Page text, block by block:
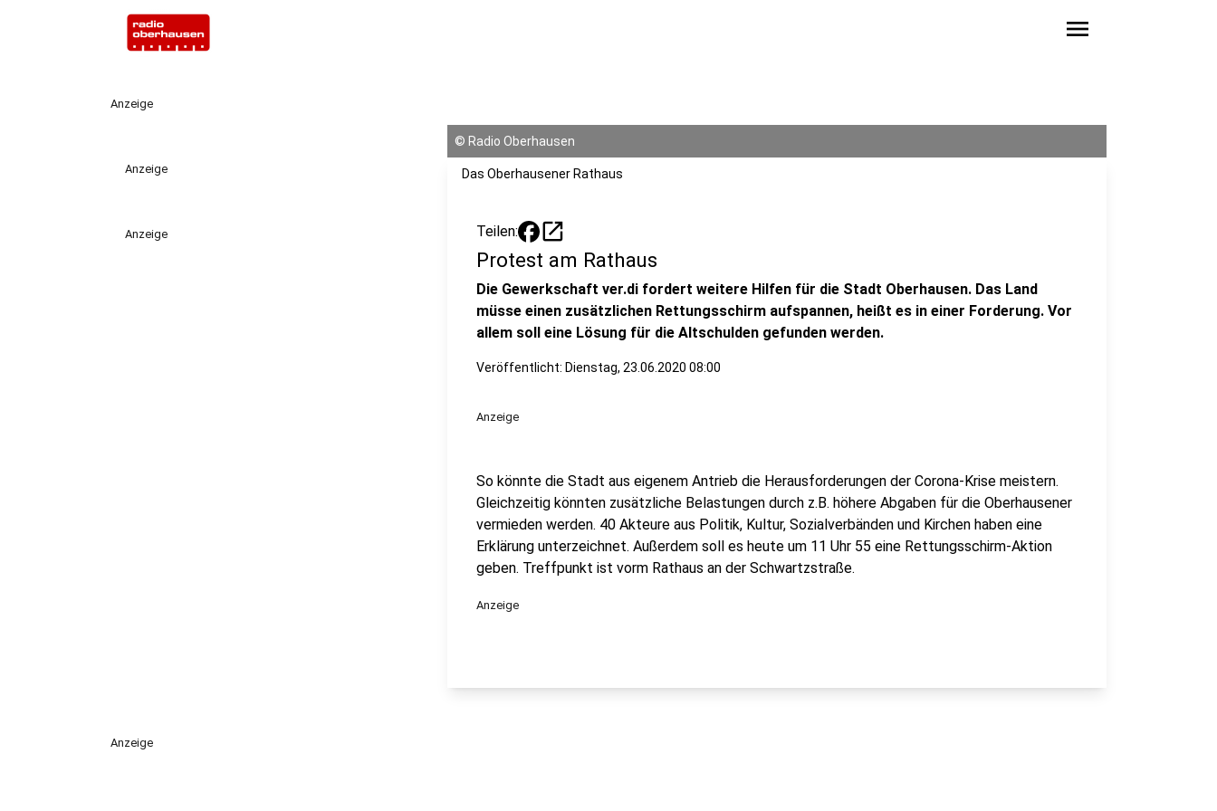
menu
Anzeige
Anzeige
Anzeige
© Radio Oberhausen
Das Oberhausener Rathaus
Teilen: open_in_new
Protest am Rathaus
Die Gewerkschaft ver.di fordert weitere Hilfen für die Stadt Oberhausen. Das Land
müsse einen zusätzlichen Rettungsschirm aufspannen, heißt es in einer Forderung. Vor
allem soll eine Lösung für die Altschulden gefunden werden.
Veröffentlicht: Dienstag, 23.06.2020 08:00
Anzeige
So könnte die Stadt aus eigenem Antrieb die Herausforderungen der Corona-Krise meistern.
Gleichzeitig könnten zusätzliche Belastungen durch z.B. höhere Abgaben für die Oberhausener
vermieden werden. 40 Akteure aus Politik, Kultur, Sozialverbänden und Kirchen haben eine
Erklärung unterzeichnet. Außerdem soll es heute um 11 Uhr 55 eine Rettungsschirm-Aktion
geben. Treffpunkt ist vorm Rathaus an der Schwartzstraße.
Anzeige
Anzeige